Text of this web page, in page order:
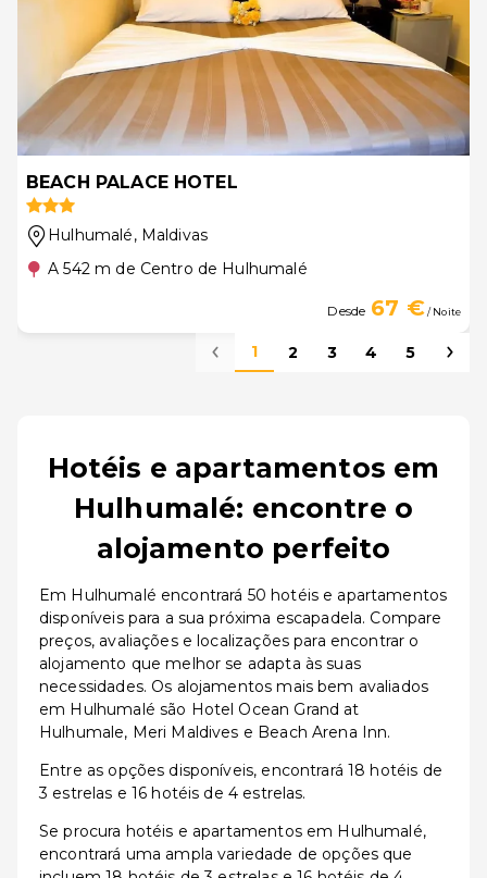
BEACH PALACE HOTEL
Hulhumalé, Maldivas
A 542 m de Centro de Hulhumalé
Desde 67 €/ Noite
1 2 3 4 5
Hotéis e apartamentos em
Hulhumalé: encontre o
alojamento perfeito
Em Hulhumalé encontrará 50 hotéis e apartamentos
disponíveis para a sua próxima escapadela. Compare
preços, avaliações e localizações para encontrar o
alojamento que melhor se adapta às suas
necessidades. Os alojamentos mais bem avaliados
em Hulhumalé são Hotel Ocean Grand at
Hulhumale, Meri Maldives e Beach Arena Inn.
Entre as opções disponíveis, encontrará 18 hotéis de
3 estrelas e 16 hotéis de 4 estrelas.
Se procura hotéis e apartamentos em Hulhumalé,
encontrará uma ampla variedade de opções que